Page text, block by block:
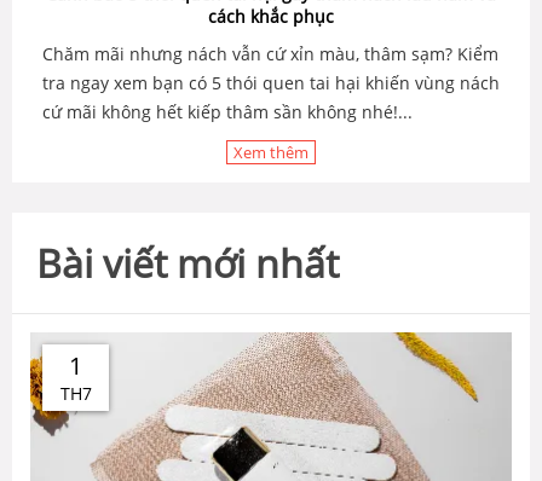
cách khắc phục
Chăm mãi nhưng nách vẫn cứ xỉn màu, thâm sạm? Kiểm
tra ngay xem bạn có 5 thói quen tai hại khiến vùng nách
cứ mãi không hết kiếp thâm sần không nhé!...
Xem thêm
Bài viết mới nhất
1
TH7